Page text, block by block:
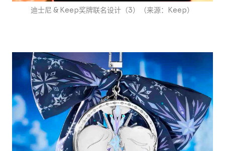
迪士尼 & Keep奖牌联名设计（3）（来源：Keep）